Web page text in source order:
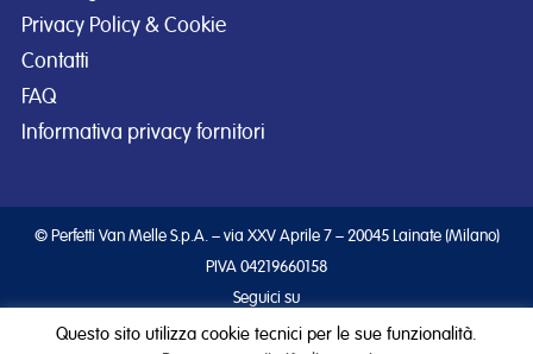
Privacy Policy & Cookie
Contatti
FAQ
Informativa privacy fornitori
© Perfetti Van Melle S.p.A. – via XXV Aprile 7 – 20045 Lainate (Milano)
PIVA 04219660158
Seguici su
Questo sito utilizza cookie tecnici per le sue funzionalità.